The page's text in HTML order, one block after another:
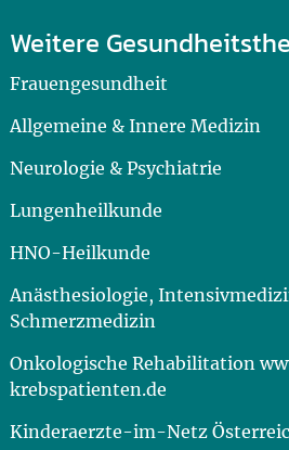
Weitere
Frauengesundheit
Allgemeine & Innere Medizin
Neurologie & Psychiatrie
Lungenheilkunde
HNO-Heilkunde
Anästhesiologie,
Schmerzmedizin
Onkologische Rehabilitation
krebspatienten.de
Kinderaerzte-im-Netz